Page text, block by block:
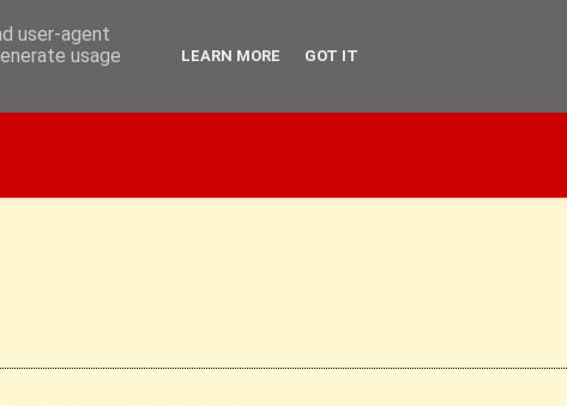
user-agent
usage
LEARN MORE GOT IT